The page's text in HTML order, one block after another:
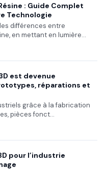
: Guide Complet
Technologie
différences entre
en mettant en lumière...
est devenue
réparations et
grâce à la fabrication
pièces fonct...
pour l’industrie